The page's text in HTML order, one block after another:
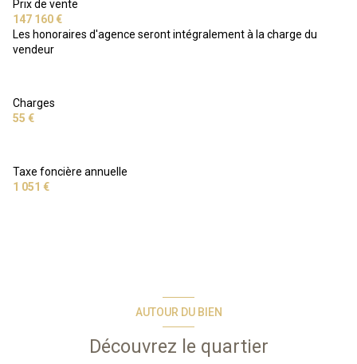
Prix de vente
147 160 €
Les honoraires d'agence seront intégralement à la charge du
vendeur
Charges
55 €
Taxe foncière annuelle
1 051 €
AUTOUR DU BIEN
Découvrez le quartier